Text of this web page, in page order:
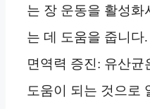
는 장 운동을 활성
는 데 도움을 줍니다.
면역력 증진: 유산균
도움이 되는 것으로